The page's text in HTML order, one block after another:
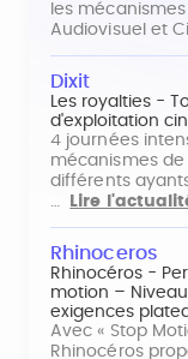
les
Audiovisuel et
Dixit
Les royalties -
d'exploitation
4 journées
mécanismes
différents
…
Lire
Rhinoceros
Rhinocéros -
motion –
exigences
Avec « Stop
Rhinocéros